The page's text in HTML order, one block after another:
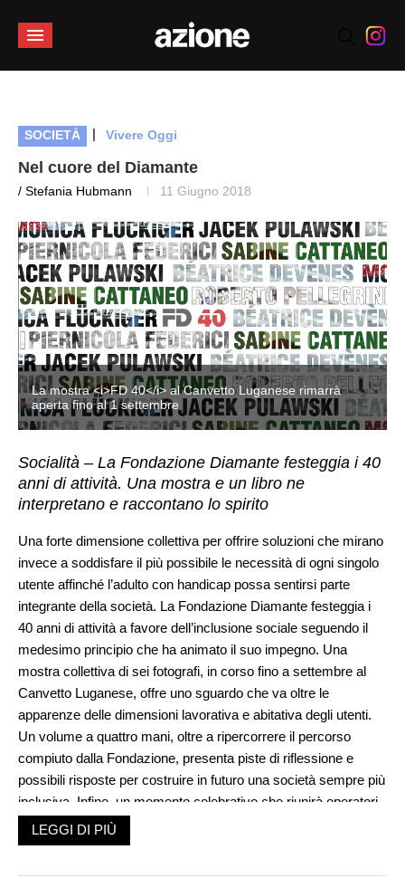
SOCIETÀ | Vivere Oggi
Nel cuore del Diamante
/ Stefania Hubmann 11 Giugno 2018
La mostra <i>FD 40</i> al Canvetto Luganese rimarrà
aperta fino al 1 settembre
Socialità – La Fondazione Diamante festeggia i 40
anni di attività. Una mostra e un libro ne
interpretano e raccontano lo spirito
Una forte dimensione collettiva per offrire soluzioni che mirano
invece a soddisfare il più possibile le necessità di ogni singolo
utente affinché l’adulto con handicap possa sentirsi parte
integrante della società. La Fondazione Diamante festeggia i
40 anni di attività a favore dell’inclusione sociale seguendo il
medesimo principio che ha animato il suo impegno. Una
mostra collettiva di sei fotografi, in corso fino a settembre al
Canvetto Luganese, offre uno sguardo che va oltre le
apparenze delle dimensioni lavorativa e abitativa degli utenti.
Un volume a quattro mani, oltre a ripercorrere il percorso
compiuto dalla Fondazione, presenta piste di riflessione e
possibili risposte per costruire in futuro una società sempre più
inclusiva. Infine, un momento celebrativo che riunirà operatori
e responsabili il prossimo 20 giugno offrirà loro anche
l’opportunità di visitare le strutture dell’organizzazione
LEGGI DI PIÙ